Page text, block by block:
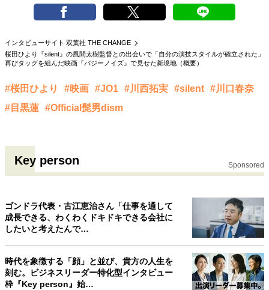
40代からの景色 50代のリアル
美しさの哲学
病が教えてくれたこと
移住という選択
熱狂できるもの
一生モノの愛用品
70代のグランドデザイン
インタビューサイト 双葉社 THE CHANGE
桜田ひより『silent』の風間太樹監督との出会いで「自分の演技スタイルが確立された」
再びタッグを組んだ映画『バジーノイズ』で見せた新境地（概要）
#桜田ひより #映画 #JO1 #川西拓実 #silent #川口春奈
#目黒蓮 #Official髭男dism
Key person Sponsored
ゴンドラ代表・古江恵治さん「仕事を通して
成長できる、わくわくドキドキできる会社に
したいと考えたんで…
時代を象徴する「顔」と並び、貴方の人生を
刻む。ビジネスリーダー特化型インタビュー
枠『Key person』始…